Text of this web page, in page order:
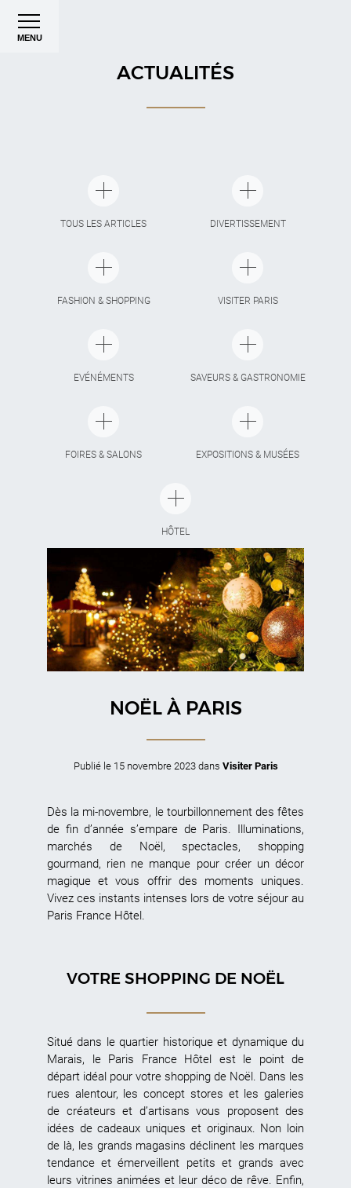
MENU
ACTUALITÉS
TOUS LES ARTICLES DIVERTISSEMENT
FASHION & SHOPPING VISITER PARIS
EVÉNÉMENTS SAVEURS & GASTRONOMIE
FOIRES & SALONS EXPOSITIONS & MUSÉES
HÔTEL
NOËL À PARIS
Publié le 15 novembre 2023 dans Visiter Paris
Dès la mi-novembre, le tourbillonnement des fêtes
de fin d’année s’empare de Paris. Illuminations,
marchés de Noël, spectacles, shopping
gourmand, rien ne manque pour créer un décor
magique et vous offrir des moments uniques.
Vivez ces instants intenses lors de votre séjour au
Paris France Hôtel.
VOTRE SHOPPING DE NOËL
Situé dans le quartier historique et dynamique du
Marais, le Paris France Hôtel est le point de
départ idéal pour votre shopping de Noël. Dans les
rues alentour, les concept stores et les galeries
de créateurs et d’artisans vous proposent des
idées de cadeaux uniques et originaux. Non loin
de là, les grands magasins déclinent les marques
tendance et émerveillent petits et grands avec
leurs vitrines animées et leur déco de rêve. Enfin,